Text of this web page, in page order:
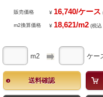
販売価格 ¥ 16,740/ケース
m2換算価格 ¥ 18,621/m2 (税
m2 ケー
送料確認